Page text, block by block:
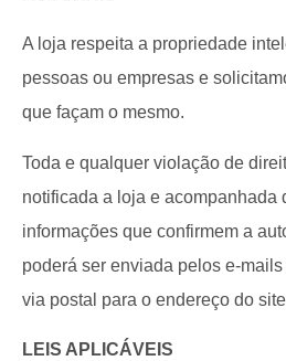
A loja respeita a propriedade
pessoas ou empresas e
que façam o mesmo.
Toda e qualquer violação de
notificada a loja e acompanhada
informações que confirmem a
poderá ser enviada pelos e-
via postal para o endereço do
LEIS APLICÁVEIS